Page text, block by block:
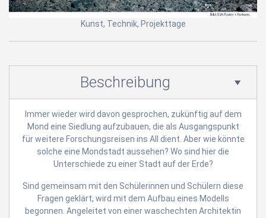
Kunst, Technik, Projekttage
Beschreibung
Immer wieder wird davon gesprochen, zukünftig auf dem
Mond eine Siedlung aufzubauen, die als Ausgangspunkt
für weitere Forschungsreisen ins All dient. Aber wie könnte
solche eine Mondstadt aussehen? Wo sind hier die
Unterschiede zu einer Stadt auf der Erde?
Sind gemeinsam mit den Schülerinnen und Schülern diese
Fragen geklärt, wird mit dem Aufbau eines Modells
begonnen. Angeleitet von einer waschechten Architektin